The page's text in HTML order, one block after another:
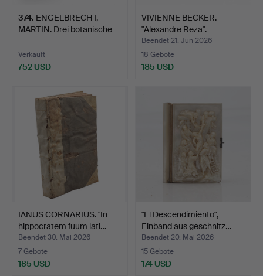
374. ENGELBRECHT,
MARTIN. Drei botanische
Verkauft
752 USD
VIVIENNE BECKER.
"Alexandre Reza".
Beendet 21. Jun 2026
18 Gebote
185 USD
IANUS CORNARIUS. "In
hippocratem fuum lati…
Beendet 30. Mai 2026
7 Gebote
185 USD
"El Descendimiento",
Einband aus geschnitz…
Beendet 20. Mai 2026
15 Gebote
174 USD